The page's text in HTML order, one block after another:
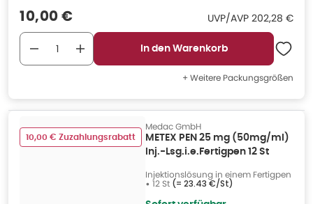
Verkaufspreis
10,00 € UVP/AVP UVP/AVP:
202,28 €
In den Warenkorb
+ Weitere Packungsgrößen
10,00 € Zuzahlungsrabatt
Medac GmbH
METEX PEN 25 mg (50mg/ml)
Inj.-Lsg.i.e.Fertigpen 12 St
Injektionslösung in einem Fertigpen
• 12 St (= 23.43 €/St)